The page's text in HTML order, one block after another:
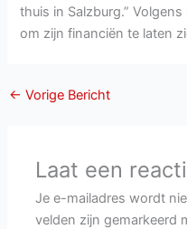
thuis in Salzburg.”
om zijn financiën te laten
← Vorige Bericht
Laat een
Je e-mailadres wordt
velden zijn gemarkeerd